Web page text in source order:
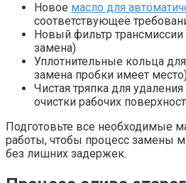
Новое масло для
соответствующее
Новый фильтр трансмиссии
замена)
Уплотнительные кольца
замена пробки имеет
Чистая тряпка для
очистки рабочих
Подготовьте все необходимые
работы, чтобы процесс замены
без лишних задержек.